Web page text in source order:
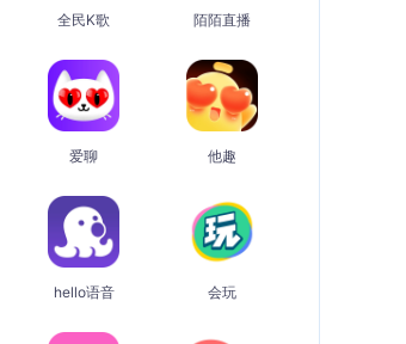
全民K歌 陌陌直播
爱聊 他趣
hello语音 会玩